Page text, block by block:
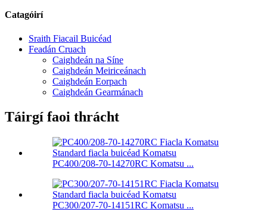
Catagóirí
Sraith Fiacail Buicéad
Feadán Cruach
Caighdeán na Síne
Caighdeán Meiriceánach
Caighdeán Eorpach
Caighdeán Gearmánach
Táirgí faoi thrácht
PC400/208-70-14270RC Komatsu ...
PC300/207-70-14151RC Komatsu ...